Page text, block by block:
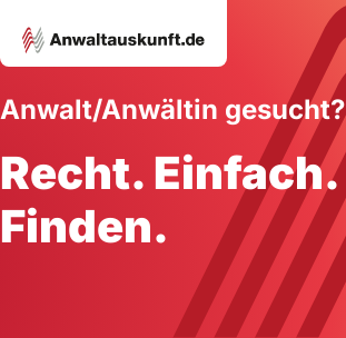
Anwalt/Anwältin gesucht?
Recht. Einfach.
Finden.